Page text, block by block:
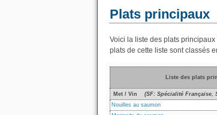
Plats principaux
Voici la liste des plats
plats de cette liste sont classés
Liste des plats
Met / Vin (SF: Spécialité Française,
Nouilles au saumon